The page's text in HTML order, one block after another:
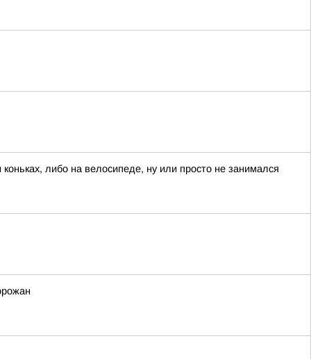
либо на велосипеде, ну или просто не занимался